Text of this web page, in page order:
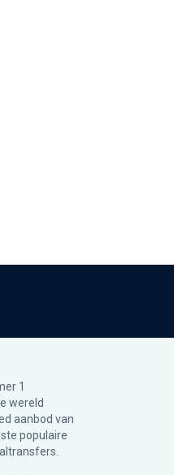
1
wereld
aanbod van
populaire